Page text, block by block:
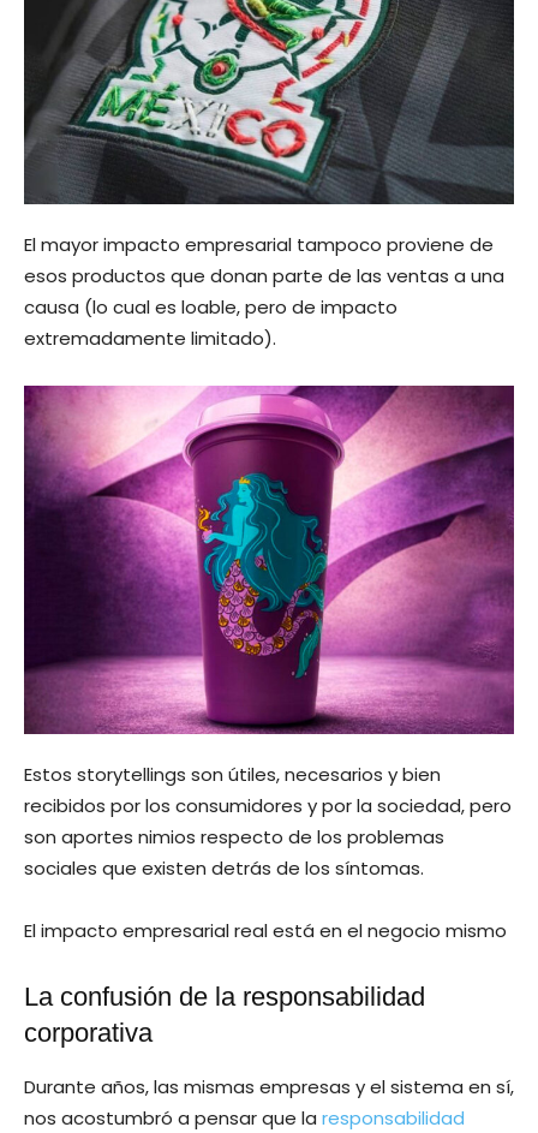
El mayor impacto empresarial tampoco proviene de
esos productos que donan parte de las ventas a una
causa (lo cual es loable, pero de impacto
extremadamente limitado).
Estos storytellings son útiles, necesarios y bien
recibidos por los consumidores y por la sociedad, pero
son aportes nimios respecto de los problemas
sociales que existen detrás de los síntomas.
El impacto empresarial real está en el negocio mismo
La confusión de la responsabilidad
corporativa
Durante años, las mismas empresas y el sistema en sí,
nos acostumbró a pensar que la responsabilidad